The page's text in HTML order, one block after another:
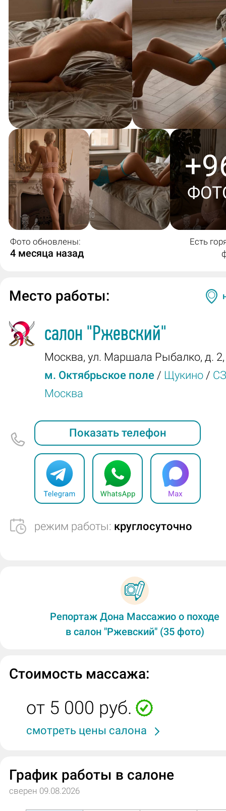
Фото обновлены:
4 месяца назад
Есть
Место работы:
салон "Ржевский"
Москва, ул. Маршала Рыбалко, д. 2,
м. Октябрьское поле / Щукино /
Москва
Показать телефон
режим работы: круглосуточно
Репортаж Дона Массажио о походе
в салон "Ржевский" (35 фото)
Стоимость массажа:
от 5 000 руб.
смотреть цены салона
График работы в салоне
сверен 09.08.2026